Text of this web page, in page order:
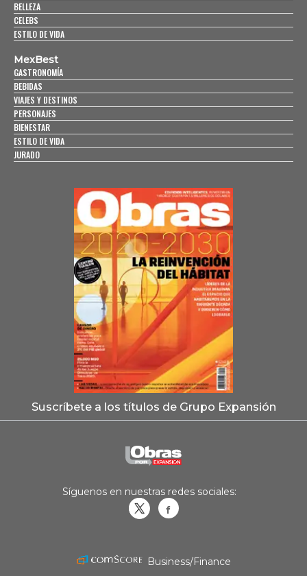
BELLEZA
CELEBS
ESTILO DE VIDA
MexBest
GASTRONOMÍA
BEBIDAS
VIAJES Y DESTINOS
PERSONAJES
BIENESTAR
ESTILO DE VIDA
JURADO
Suscríbete a los títulos de Grupo Expansión
Síguenos en nuestras redes sociales:
Business/Finance